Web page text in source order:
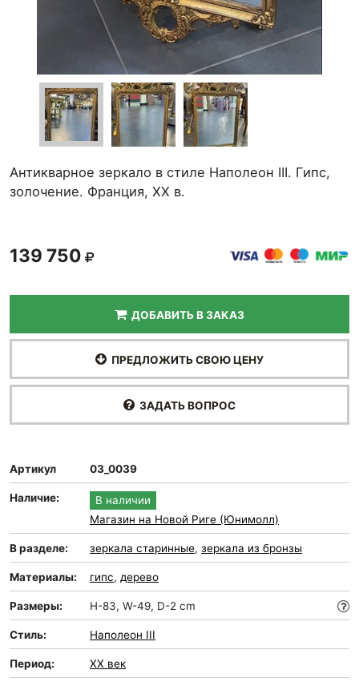
Антикварное зеркало в стиле Наполеон III. Гипс,
золочение. Франция, ХХ в.
139 750
ДОБАВИТЬ В ЗАКАЗ
ПРЕДЛОЖИТЬ СВОЮ ЦЕНУ
ЗАДАТЬ ВОПРОС
Артикул 03_0039
Наличие:
В наличии
Магазин на Новой Риге (Юнимолл)
В разделе: зеркала старинные, зеркала из бронзы
Материалы: гипс, дерево
Размеры: H-83, W-49, D-2 cm
Стиль: Наполеон III
Период: XX век